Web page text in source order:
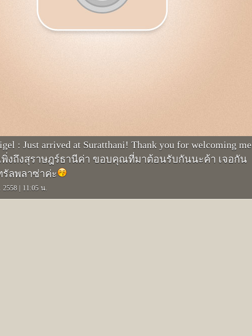
: Just arrived at Suratthani! Thank you for welcoming me
พิ่งถึงสุราษฎร์ธานีค่า ขอบคุณที่มาต้อนรับกันนะค้า เจอกัน
ลพลาซ่าค่ะ
2558 11:05 น.